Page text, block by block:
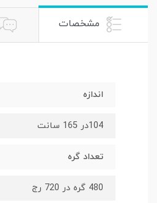
مشخصات
اندازه
104در 165 سانت
تعداد گره
480 گره در 720 رج